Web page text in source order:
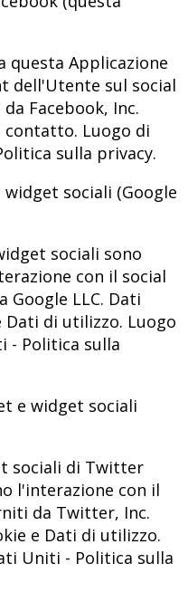
questa Applicazione
dell'Utente sul social
Facebook, Inc.
contatto. Luogo di
sulla privacy.
widget sociali (Google
sociali sono
con il social
Google LLC. Dati
Dati di utilizzo. Luogo
- Politica sulla
e widget sociali
sociali di Twitter
l'interazione con il
da Twitter, Inc.
e Dati di utilizzo.
Uniti - Politica sulla